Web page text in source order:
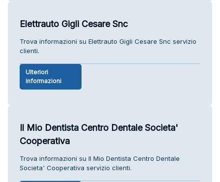
Elettrauto Gigli Cesare Snc
Trova informazioni su Elettrauto Gigli Cesare Snc servizio
clienti.
Ulteriori
informazioni
Il Mio Dentista Centro Dentale Societa'
Cooperativa
Trova informazioni su Il Mio Dentista Centro Dentale
Societa' Cooperativa servizio clienti.